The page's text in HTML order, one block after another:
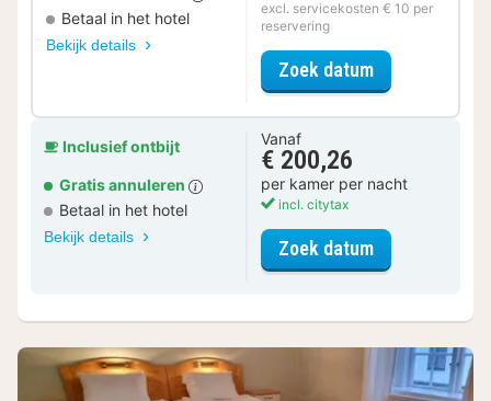
Betaal in het hotel
Bekijk details
excl. servicekosten € 10 per
reservering
Zoek datumvoor Zomer
Inclusief ontbijt
Gratis annuleren
Betaal in het hotel
Bekijk details
Vanaf
€ 200,26
per kamer per nacht
incl. citytax
Zoek datumvoor